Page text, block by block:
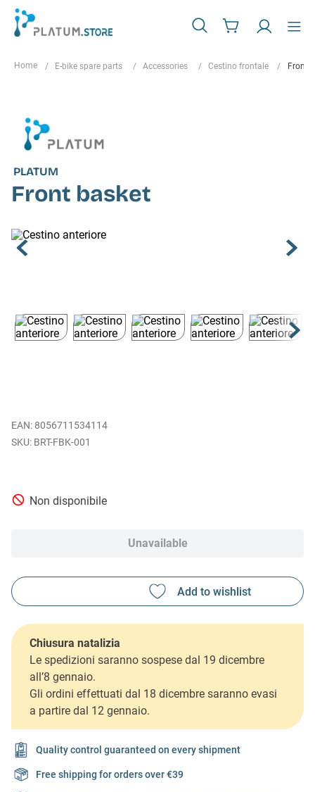
E-bike spare parts Accessories Cestino frontale Front
PLATUM
Front basket
EAN: 8056711534114
BRT-FBK-001
Non disponibile
Unavailable
Chiusura natalizia
Le spedizioni saranno sospese dal 19 dicembre
all’8 gennaio.
Gli ordini effettuati dal 18 dicembre saranno evasi
a partire dal 12 gennaio.
Quality control guaranteed on every shipment
Free shipping for orders over €39